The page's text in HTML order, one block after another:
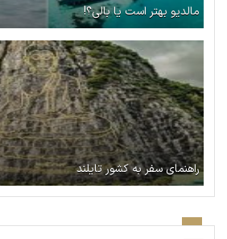
مالدیو بهتر است یا بالی؟!
راهنمای سفر به کشور تایلند